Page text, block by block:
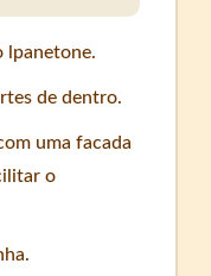
lpanetone.
de dentro.
uma facada
o